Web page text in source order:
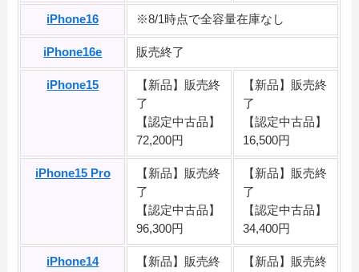
iPhone16 ※8/1時点で全容量在庫なし
iPhone16e 販売終了
iPhone15
【新品】販売終
了
【認定中古品】
72,200円
【新品】販売終
了
【認定中古品】
16,500円
iPhone15 Pro
【新品】販売終
了
【認定中古品】
96,300円
【新品】販売終
了
【認定中古品】
34,400円
iPhone14
【新品】販売終
【新品】販売終